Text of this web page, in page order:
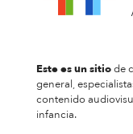
Este es un sitiode
general,
contenido
infancia.